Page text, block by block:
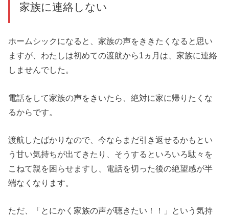
家族に連絡しない
ホームシックになると、家族の声をききたくなると思い
ますが、わたしは初めての渡航から1ヵ月は、家族に連絡
しませんでした。
電話をして家族の声をきいたら、絶対に家に帰りたくな
るからです。
渡航したばかりなので、今ならまだ引き返せるかもとい
う甘い気持ちが出てきたり、そうするといろいろ駄々を
こねて親を困らせますし、電話を切った後の絶望感が半
端なくなります。
ただ、「とにかく家族の声が聴きたい！！」という気持